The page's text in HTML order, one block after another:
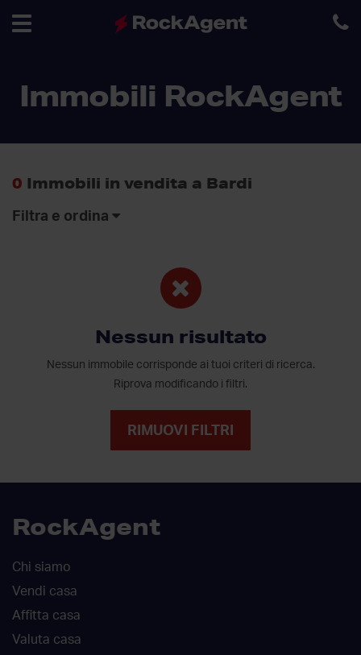
navigation
Immobili RockAgent
0 Immobili in vendita a Bardi
Filtra e ordina
Nessun risultato
Nessun immobile corrisponde ai tuoi criteri di ricerca.
Riprova modificando i filtri.
RIMUOVI FILTRI
RockAgent
Chi siamo
Vendi casa
Affitta casa
Valuta casa